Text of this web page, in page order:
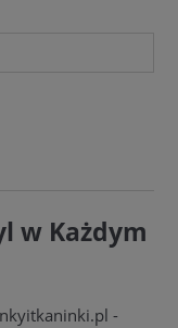
w Każdym
-